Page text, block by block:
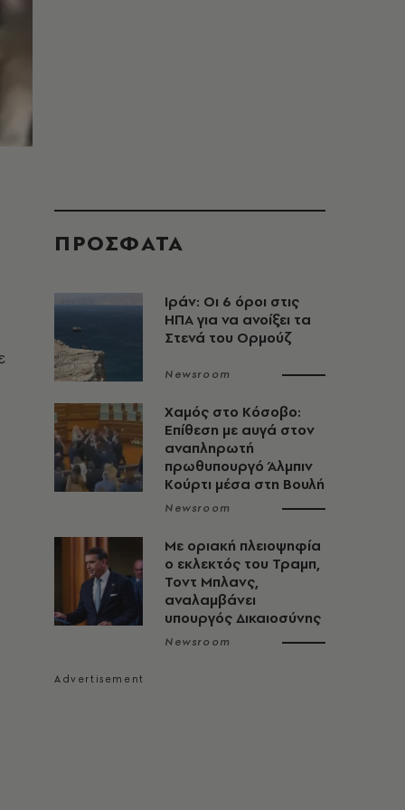
ΠΡΟΣΦΑΤΑ
Ιράν: Οι 6 όροι στις
ΗΠΑ για να ανοίξει τα
Στενά του Ορμούζ
Newsroom
Χαμός στο Κόσοβο:
Επίθεση με αυγά στον
αναπληρωτή
πρωθυπουργό Άλμπιν
Κούρτι μέσα στη Βουλή
Newsroom
Με οριακή πλειοψηφία
ο εκλεκτός του Τραμπ,
Τοντ Μπλανς,
αναλαμβάνει
υπουργός Δικαιοσύνης
Newsroom